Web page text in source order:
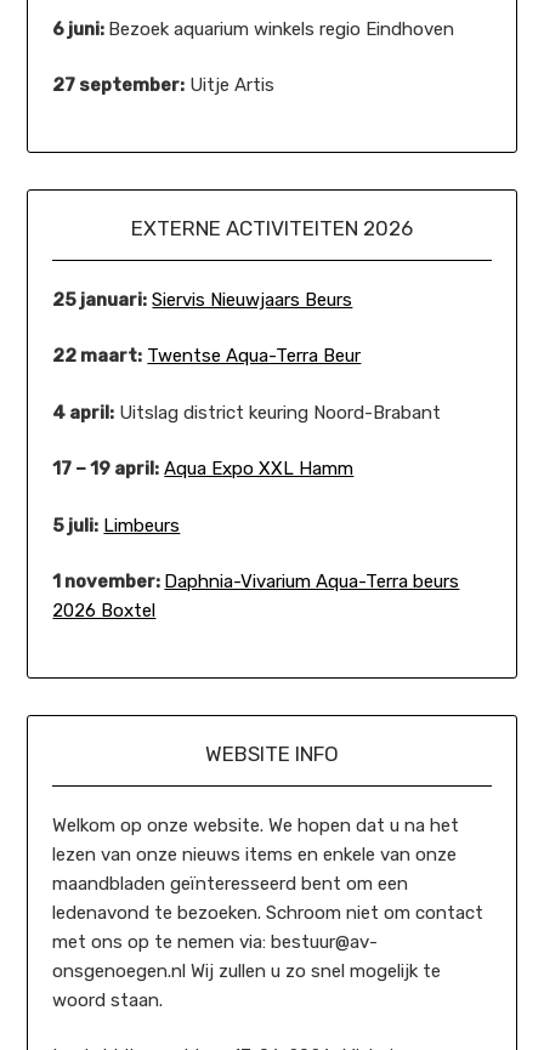
6 juni: Bezoek aquarium winkels regio Eindhoven
27 september: Uitje Artis
EXTERNE ACTIVITEITEN 2026
25 januari: Siervis Nieuwjaars Beurs
22 maart: Twentse Aqua-Terra Beur
4 april: Uitslag district keuring Noord-Brabant
17 – 19 april: Aqua Expo XXL Hamm
5 juli: Limbeurs
1 november: Daphnia-Vivarium Aqua-Terra beurs
2026 Boxtel
WEBSITE INFO
Welkom op onze website. We hopen dat u na het
lezen van onze nieuws items en enkele van onze
maandbladen geïnteresseerd bent om een
ledenavond te bezoeken. Schroom niet om contact
met ons op te nemen via: bestuur@av-
onsgenoegen.nl Wij zullen u zo snel mogelijk te
woord staan.